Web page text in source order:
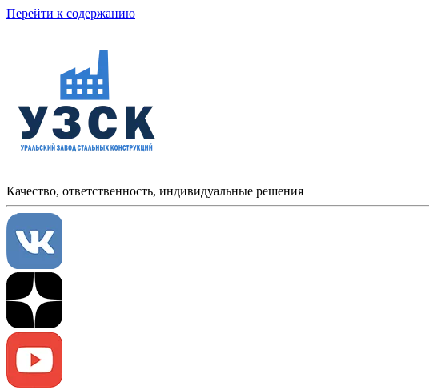
Перейти к содержанию
Качество, ответственность, индивидуальные решения